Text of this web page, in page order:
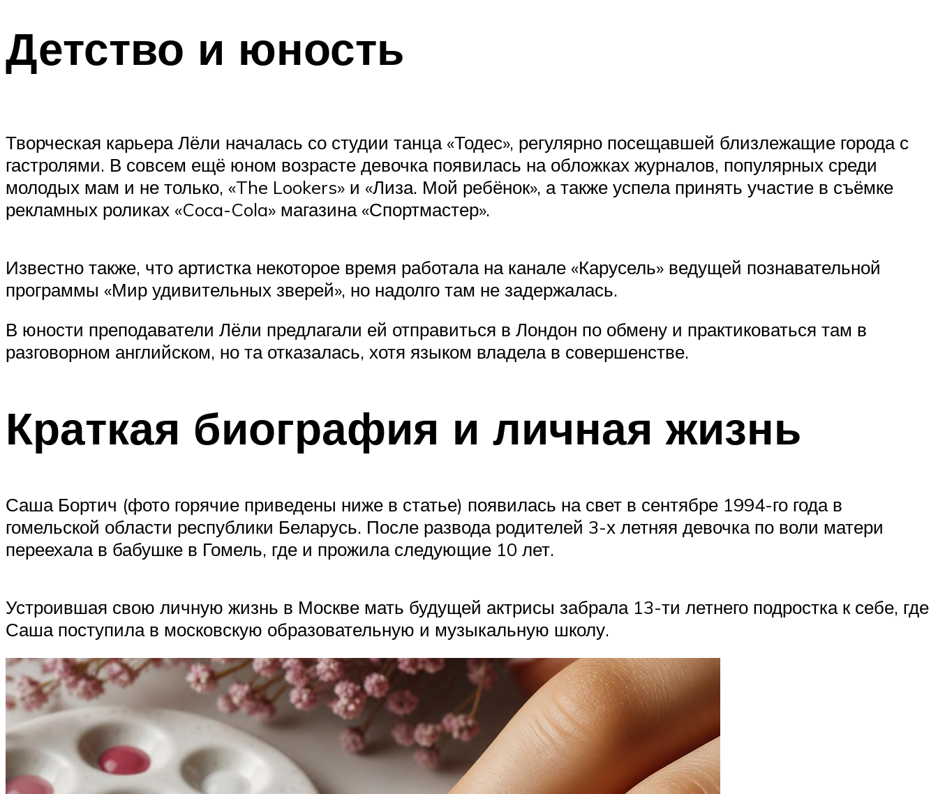
Детство и юность
Творческая карьера Лёли началась со студии танца «Тодес», регулярно посещавшей близлежащие города с
гастролями. В совсем ещё юном возрасте девочка появилась на обложках журналов, популярных среди
молодых мам и не только, «The Lookers» и «Лиза. Мой ребёнок», а также успела принять участие в съёмке
рекламных роликах «Coca-Cola» магазина «Спортмастер».
Известно также, что артистка некоторое время работала на канале «Карусель» ведущей познавательной
программы «Мир удивительных зверей», но надолго там не задержалась.
В юности преподаватели Лёли предлагали ей отправиться в Лондон по обмену и практиковаться там в
разговорном английском, но та отказалась, хотя языком владела в совершенстве.
Краткая биография и личная жизнь
Саша Бортич (фото горячие приведены ниже в статье) появилась на свет в сентябре 1994-го года в
гомельской области республики Беларусь. После развода родителей 3-х летняя девочка по воли матери
переехала в бабушке в Гомель, где и прожила следующие 10 лет.
Устроившая свою личную жизнь в Москве мать будущей актрисы забрала 13-ти летнего подростка к себе, где
Саша поступила в московскую образовательную и музыкальную школу.